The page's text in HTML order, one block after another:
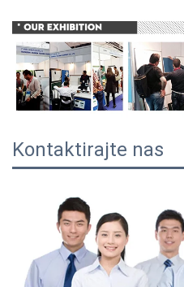
Kontaktirajte nas